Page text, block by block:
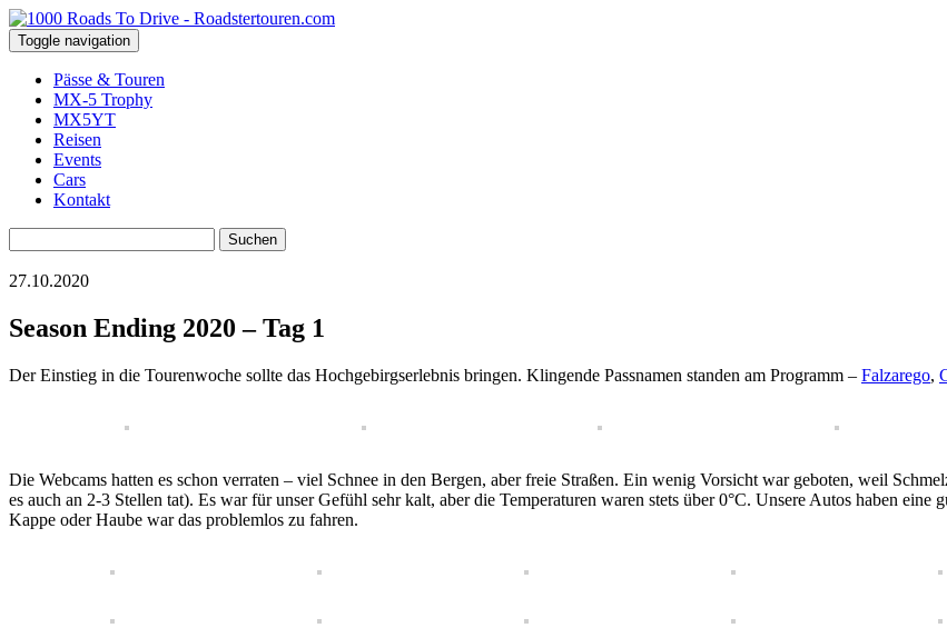
Toggle navigation
Pässe & Touren
MX-5 Trophy
MX5YT
Reisen
Events
Cars
Kontakt
nach:
27.10.2020
Season Ending 2020 – Tag 1
Der Einstieg in die Tourenwoche sollte das Hochgebirgserlebnis bringen. Klingende Passnamen standen am Programm – Falzarego,
Die Webcams hatten es schon verraten – viel Schnee in den Bergen, aber freie Straßen. Ein wenig Vorsicht war geboten, weil
es auch an 2-3 Stellen tat). Es war für unser Gefühl sehr kalt, aber die Temperaturen waren stets über 0°C. Unsere Autos haben
Kappe oder Haube war das problemlos zu fahren.